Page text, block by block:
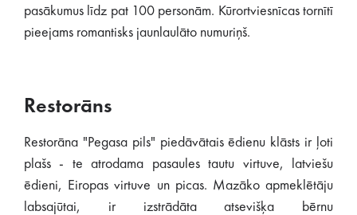
pasākumus līdz pat 100 personām. Kūrortviesnīcas tornītī
pieejams romantisks jaunlaulāto numuriņš.
Restorāns
Restorāna "Pegasa pils" piedāvātais ēdienu klāsts ir ļoti
plašs - te atrodama pasaules tautu virtuve, latviešu
ēdieni, Eiropas virtuve un picas. Mazāko apmeklētāju
labsajūtai, ir izstrādāta atsevišķa bērnu